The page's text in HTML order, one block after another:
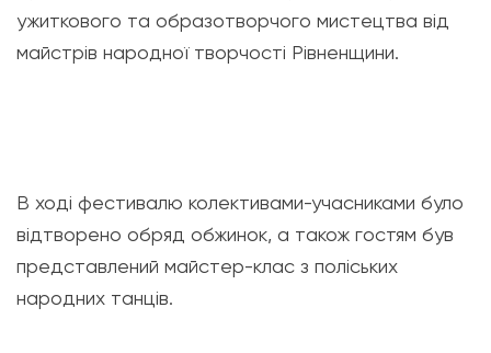
ужиткового та образотворчого мистецтва від
майстрів народної творчості Рівненщини.
В ході фестивалю колективами-учасниками було
відтворено обряд обжинок, а також гостям був
представлений майстер-клас з поліських
народних танців.